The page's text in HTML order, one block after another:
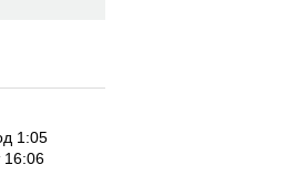
1:05
16:06